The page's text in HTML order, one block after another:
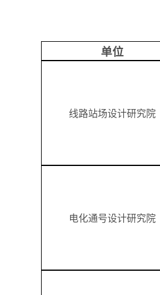
单位
线路站场设计研究院
电化通号设计研究院